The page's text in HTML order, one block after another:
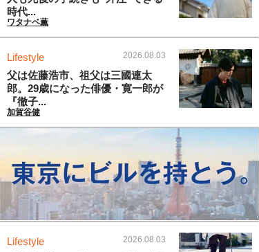
時代...
ワタナベ薫
Lifestyle 2026.08.03
父は佐藤浩市、祖父は三國連太
郎。29歳になった俳優・寛一郎が
『徹子...
加賀谷健
Lifestyle 2026.08.03